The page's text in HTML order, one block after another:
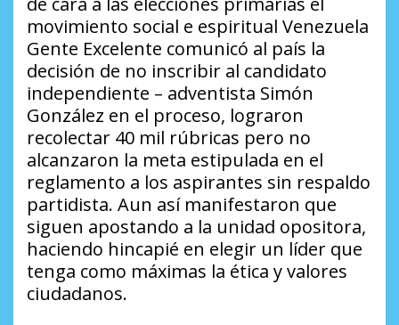
movimiento social e espiritual Venezuela
Gente Excelente comunicó al país la
decisión de no inscribir al candidato
independiente – adventista Simón
González en el proceso, lograron
recolectar 40 mil rúbricas pero no
alcanzaron la meta estipulada en el
reglamento a los aspirantes sin respaldo
partidista. Aun así manifestaron que
siguen apostando a la unidad opositora,
haciendo hincapié en elegir un líder que
tenga como máximas la ética y valores
ciudadanos.